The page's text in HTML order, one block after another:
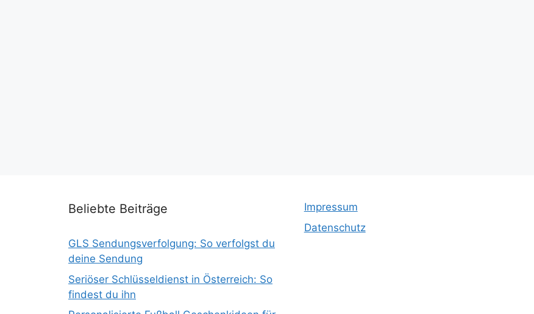
Beliebte Beiträge
GLS Sendungsverfolgung: So verfolgst du
deine Sendung
Seriöser Schlüsseldienst in Österreich: So
findest du ihn
Impressum
Datenschutz